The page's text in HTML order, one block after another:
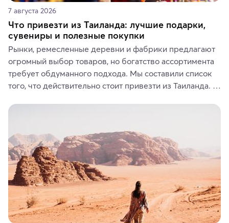
7 августа 2026
Что привезти из Таиланда: лучшие подарки,
сувениры и полезные покупки
Рынки, ремесленные деревни и фабрики предлагают
огромный выбор товаров, но богатство ассортимента
требует обдуманного подхода. Мы составили список
того, что действительно стоит привезти из Таиланда.
средства, одежду, украшения, предметы интерьера
где их купить.